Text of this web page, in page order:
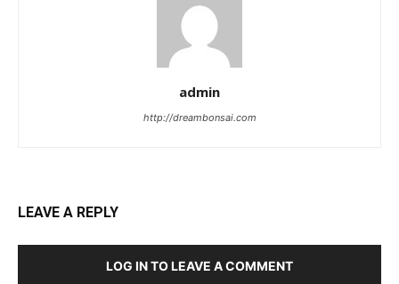
admin
http://dreambonsai.com
LEAVE A REPLY
LOG IN TO LEAVE A COMMENT